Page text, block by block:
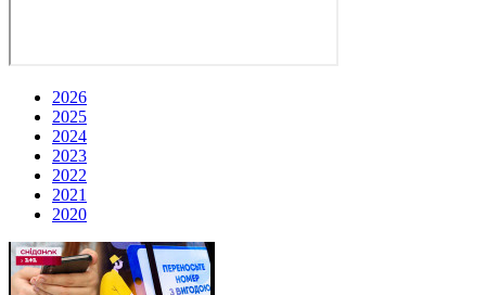
2026
2025
2024
2023
2022
2021
2020